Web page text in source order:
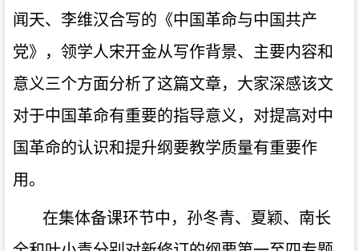
闻天、李维汉合写的《中国革命与中国共产
党》，领学人宋开金从写作背景、主要内容和
意义三个方面分析了这篇文章，大家深感该文
对于中国革命有重要的指导意义，对提高对中
国革命的认识和提升纲要教学质量有重要作
用。
在集体备课环节中，孙冬青、夏颖、南长